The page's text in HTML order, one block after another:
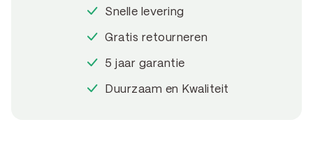
Snelle levering
Gratis retourneren
5 jaar garantie
Duurzaam en Kwaliteit